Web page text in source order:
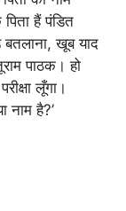
हैं पंडित
बतलाना, खूब याद
पाठक। हो
लूँगा।
नाम है?’